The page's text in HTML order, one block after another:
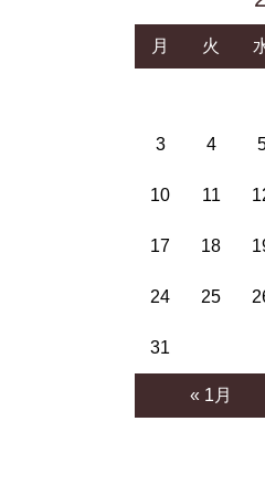
月 火
« 1月
3 4
10 11
17 18
24 25
31